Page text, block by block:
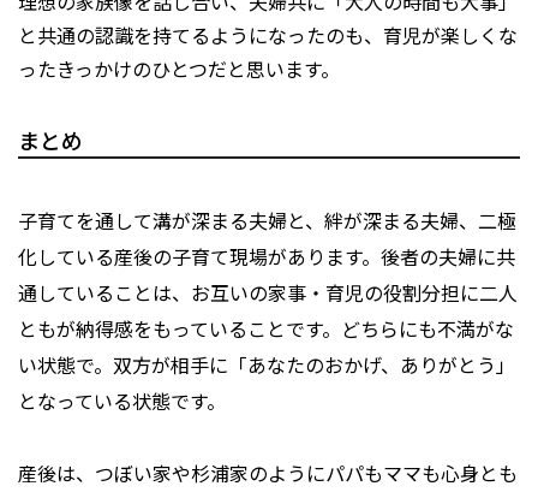
と共通の認識を持てるようになったのも、育児が楽しくな
ったきっかけのひとつだと思います。
まとめ
子育てを通して溝が深まる夫婦と、絆が深まる夫婦、二極
化している産後の子育て現場があります。後者の夫婦に共
通していることは、お互いの家事・育児の役割分担に二人
ともが納得感をもっていることです。どちらにも不満がな
い状態で。双方が相手に「あなたのおかげ、ありがとう」
となっている状態です。
産後は、つぼい家や杉浦家のようにパパもママも心身とも